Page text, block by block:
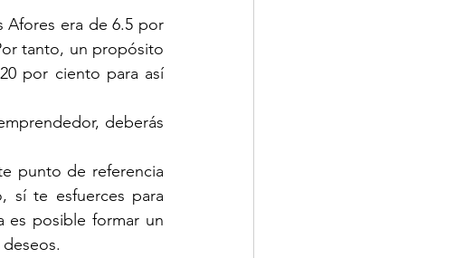
Afores era de 6.5 por
tanto, un propósito
por ciento para así
deberás
punto de referencia
sí te esfuerces para
es posible formar un